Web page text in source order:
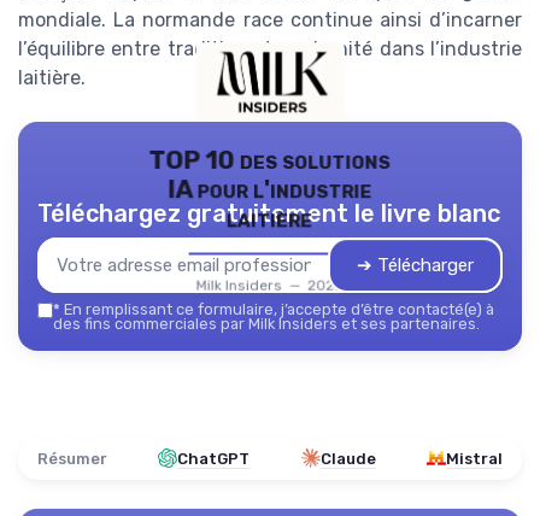
mondiale. La normande race continue ainsi d’incarner
l’équilibre entre tradition et modernité dans l’industrie
laitière.
TOP 10 des solutions
IA pour l'industrie
laitière
Milk Insiders — 2026
Téléchargez gratuitement le livre blanc
➔ Télécharger
* En remplissant ce formulaire, j’accepte d’être contacté(e) à
des fins commerciales par Milk Insiders et ses partenaires.
Résumer ChatGPT Claude Mistral